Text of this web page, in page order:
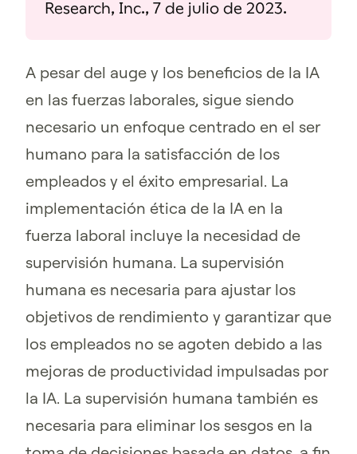
Research, Inc., 7 de julio de 2023.
A pesar del auge y los beneficios de la IA
en las fuerzas laborales, sigue siendo
necesario un enfoque centrado en el ser
humano para la satisfacción de los
empleados y el éxito empresarial. La
implementación ética de la IA en la
fuerza laboral incluye la necesidad de
supervisión humana. La supervisión
humana es necesaria para ajustar los
objetivos de rendimiento y garantizar que
los empleados no se agoten debido a las
mejoras de productividad impulsadas por
la IA. La supervisión humana también es
necesaria para eliminar los sesgos en la